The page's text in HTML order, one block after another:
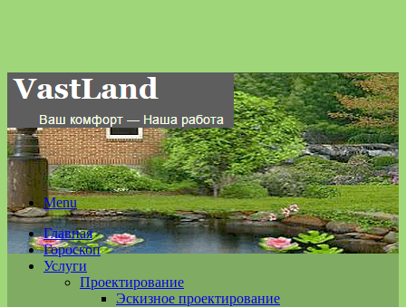
Menu
Главная
Гороскоп
Услуги
Проектирование
Эскизное проектирование